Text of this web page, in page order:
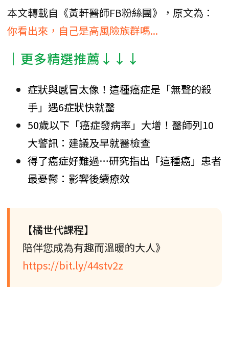
本文轉載自《黃軒醫師FB粉絲團》，原文為：
你看出來，自己是高風險族群嗎...
│更多精選推薦↓↓↓
症狀與感冒太像！這種癌症是「無聲的殺
手」遇6症狀快就醫
50歲以下「癌症發病率」大增！醫師列10
大警訊：建議及早就醫檢查
得了癌症好難過…研究指出「這種癌」患者
最憂鬱：影響後續療效
【橘世代課程】
陪伴您成為有趣而溫暖的大人》
https://bit.ly/44stv2z